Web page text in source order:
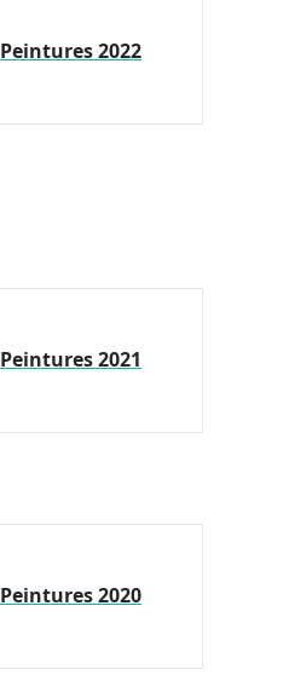
Peintures 2022
Peintures 2021
Peintures 2020